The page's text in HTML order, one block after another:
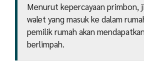
Menurut kepercayaan primbon,
walet yang masuk ke dalam
pemilik rumah akan
berlimpah.